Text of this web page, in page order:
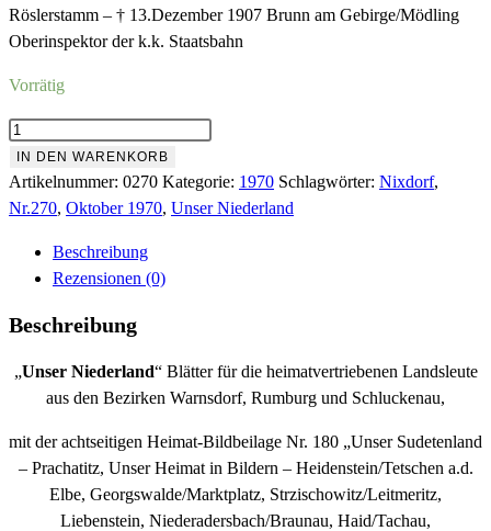
Röslerstamm – † 13.Dezember 1907 Brunn am Gebirge/Mödling
Oberinspektor der k.k. Staatsbahn
Vorrätig
Nr.270
Oktober
1970
Menge
IN DEN WARENKORB
Artikelnummer: 0270 Kategorie: 1970 Schlagwörter: Nixdorf,
Nr.270, Oktober 1970, Unser Niederland
Beschreibung
Rezensionen (0)
Beschreibung
„Unser Niederland“ Blätter für die heimatvertriebenen Landsleute
aus den Bezirken Warnsdorf, Rumburg und Schluckenau,
mit der achtseitigen Heimat-Bildbeilage Nr. 180 „Unser Sudetenland
– Prachatitz, Unser Heimat in Bildern – Heidenstein/Tetschen a.d.
Elbe, Georgswalde/Marktplatz, Strzischowitz/Leitmeritz,
Liebenstein, Niederadersbach/Braunau, Haid/Tachau,